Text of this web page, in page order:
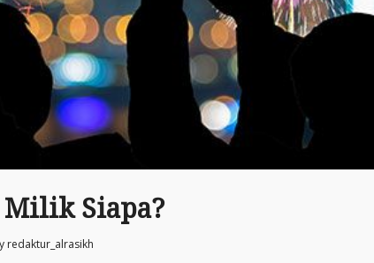
Milik Siapa?
redaktur_alrasikh